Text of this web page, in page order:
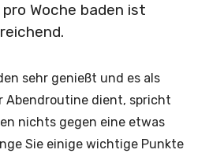
Woche baden ist
sehr genießt und es als
Abendroutine dient, spricht
nichts gegen eine etwas
Sie einige wichtige Punkte